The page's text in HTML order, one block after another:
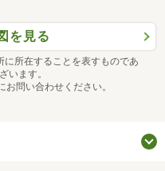
を見る
所在することを表すものであ
います。
問い合わせください。